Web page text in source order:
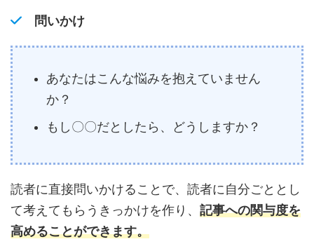
問いかけ
あなたはこんな悩みを抱えていません
か？
もし〇〇だとしたら、どうしますか？
読者に直接問いかけることで、読者に自分ごととし
て考えてもらうきっかけを作り、 記事への関与度を
高めることができます。